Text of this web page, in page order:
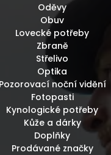
Oděvy
Obuv
Lovecké potřeby
Zbraně
Střelivo
Optika
Pozorovací noční vidění
Fotopasti
Kynologické potřeby
Kůže a dárky
Doplňky
Prodávané značky